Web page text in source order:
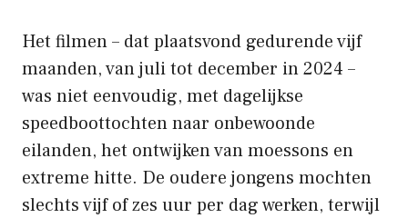
Het filmen – dat plaatsvond gedurende vijf
maanden, van juli tot december in 2024 –
was niet eenvoudig, met dagelijkse
speedboottochten naar onbewoonde
eilanden, het ontwijken van moessons en
extreme hitte. De oudere jongens mochten
slechts vijf of zes uur per dag werken, terwijl